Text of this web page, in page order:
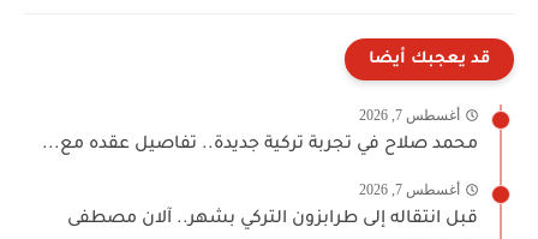
قد يعجبك أيضا
أغسطس 7, 2026
محمد صلاح في تجربة تركية جديدة.. تفاصيل عقده مع...
أغسطس 7, 2026
قبل انتقاله إلى طرابزون التركي بشهر.. آلان مصطفى